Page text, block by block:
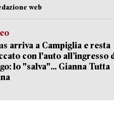
web
arriva a Campiglia e resta
con l'auto all’ingresso
lo "salva"... Gianna Tutta